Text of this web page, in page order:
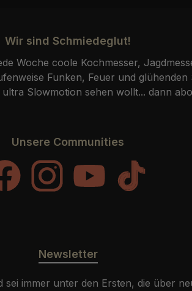
Wir sind Schmiedeglut!
Woche coole Kochmesser,
Funken, Feuer und
Slowmotion sehen wollt... dann
Unsere Communities
Instagram YouTube TikTok
Newsletter
immer unter den Ersten, die über